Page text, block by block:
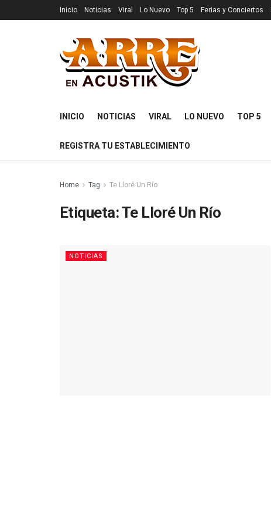
Inicio Noticias Viral Lo Nuevo Top 5 Ferias y Conciertos
INICIO NOTICIAS VIRAL LO NUEVO TOP 5
REGISTRA TU ESTABLECIMIENTO
Home Tag Te Lloré Un Río
Etiqueta:Te Lloré Un Río
NOTICIAS